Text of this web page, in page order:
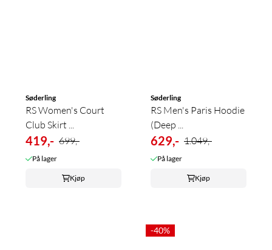
Søderling
RS Women's Court
Club Skirt ...
419,- 699,-
På lager
Kjøp
Søderling
RS Men's Paris Hoodie
(Deep ...
629,- 1.049,-
På lager
Kjøp
-40%